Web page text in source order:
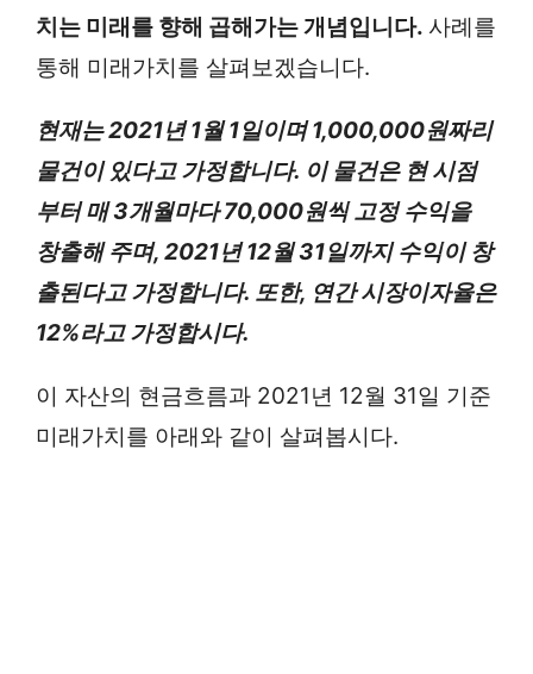
치는 미래를 향해 곱해가는 개념입니다. 사례를
통해 미래가치를 살펴보겠습니다.
현재는 2021년 1월 1일이며 1,000,000원짜리
물건이 있다고 가정합니다. 이 물건은 현 시점
부터 매 3개월마다 70,000원씩 고정 수익을
창출해 주며, 2021년 12월 31일까지 수익이 창
출된다고 가정합니다. 또한, 연간 시장이자율은
12%라고 가정합시다.
이 자산의 현금흐름과 2021년 12월 31일 기준
미래가치를 아래와 같이 살펴봅시다.